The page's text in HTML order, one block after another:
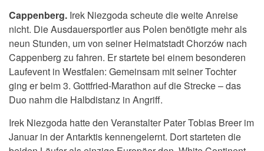
Cappenberg. Irek Niezgoda scheute die weite Anreise
nicht. Die Ausdauersportler aus Polen benötigte mehr als
neun Stunden, um von seiner Heimatstadt Chorzów nach
Cappenberg zu fahren. Er startete bei einem besonderen
Laufevent in Westfalen: Gemeinsam mit seiner Tochter
ging er beim 3. Gottfried-Marathon auf die Strecke – das
Duo nahm die Halbdistanz in Angriff.
Irek Niezgoda hatte den Veranstalter Pater Tobias Breer im
Januar in der Antarktis kennengelernt. Dort starteten die